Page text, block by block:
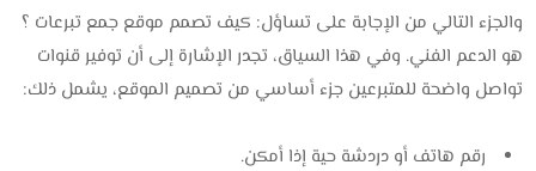
والجزء التالي من الإجابة على تساؤل: كيف تصمم موقع جمع تبرعات ؟
هو الدعم الفني. وفي هذا السياق، تجدر الإشارة إلى أن توفير قنوات
تواصل واضحة للمتبرعين جزء أساسي من تصميم الموقع، يشمل ذلك:
رقم هاتف أو دردشة حية إذا أمكن.